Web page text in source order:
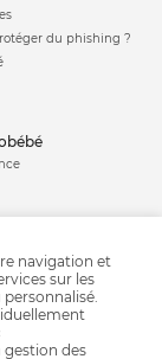
du phishing ?
navigation et
sur les
gestion des